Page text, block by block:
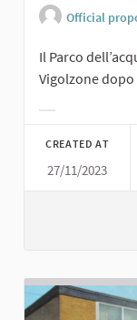
Official
Il Parco
Vigolzone
CREATED AT
27/11/2023